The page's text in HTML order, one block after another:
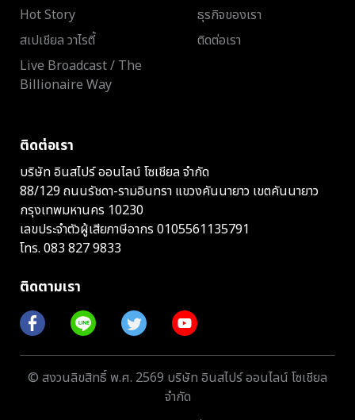
Hot Story
สเปเชียล วาไรตี้
Live Broadcast / The
Billionaire Way
ธุรกิจของเรา
ติดต่อเรา
ติดต่อเรา
บริษัท อินสไปร์ ออนไลน์ โซเชียล จำกัด
88/129 ถนนรัชดา-รามอินทรา แขวงคันนายาว เขตคันนายาว
กรุงเทพมหานคร 10230
เลขประจำตัวผู้เสียภาษีอากร 0105561135791
โทร. 083 827 9833
ติดตามเรา
© สงวนลิขสิทธิ์ พ.ศ. 2569 บริษัท อินสไปร์ ออนไลน์ โซเชียล
จำกัด